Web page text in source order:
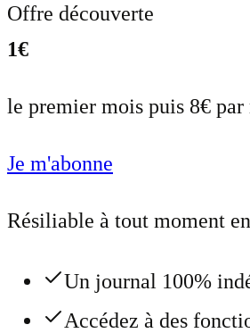
Offre découverte
1€
le premier mois puis 8€ par
Je m'abonne
Résiliable à tout moment
Un journal 100%
Accédez à des